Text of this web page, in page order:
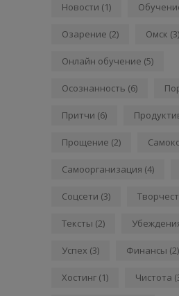
Новости (1)
Озарение (2) Омск (3)
Онлайн обучение (5)
Осознанность (6)
Притчи (6)
Прощение (2)
Самоорганизация (4)
Соцсети (3)
Тексты (2)
Успех (3) Финансы (2)
Хостинг (1) Чистота